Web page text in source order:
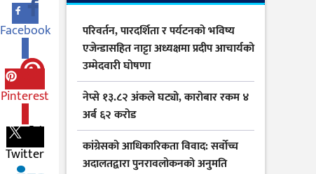
Facebook
Pinterest
Twitter
परिवर्तन, पारदर्शिता र पर्यटनको भविष्य
एजेन्डासहित नाट्टा अध्यक्षमा प्रदीप आचार्यको
उम्मेदवारी घोषणा
नेप्से १३.८२ अंकले घट्यो, कारोबार रकम ४
अर्ब ६२ करोड
कांग्रेसको आधिकारिकता विवाद: सर्वोच्च
अदालतद्वारा पुनरावलोकनको अनुमति